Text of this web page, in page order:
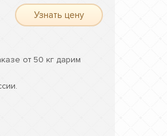
Узнать цену
от 50 кг дарим